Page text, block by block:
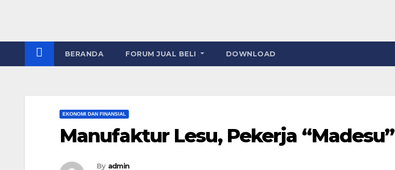
BERANDA FORUM JUAL BELI DOWNLOAD
EKONOMI DAN FINANSIAL
Manufaktur Lesu, Pekerja “Madesu”
By admin